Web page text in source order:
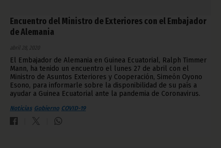
Encuentro del Ministro de Exteriores con el Embajador
de Alemania
abril 28, 2020
El Embajador de Alemania en Guinea Ecuatorial, Ralph Timmer
Mann, ha tenido un encuentro el lunes 27 de abril con el
Ministro de Asuntos Exteriores y Cooperación, Simeón Oyono
Esono, para informarle sobre la disponibilidad de su país a
ayudar a Guinea Ecuatorial ante la pandemia de Coronavirus.
Noticias Gobierno COVID-19